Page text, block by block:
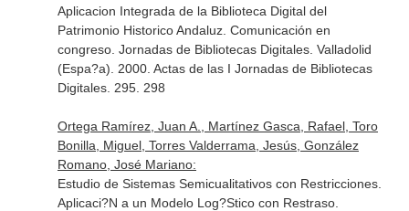
Aplicacion Integrada de la Biblioteca Digital del
Patrimonio Historico Andaluz. Comunicación en
congreso. Jornadas de Bibliotecas Digitales. Valladolid
(Espa?a). 2000. Actas de las I Jornadas de Bibliotecas
Digitales. 295. 298
Ortega Ramírez, Juan A., Martínez Gasca, Rafael, Toro
Bonilla, Miguel, Torres Valderrama, Jesús, González
Romano, José Mariano:
Estudio de Sistemas Semicualitativos con Restricciones.
Aplicaci?N a un Modelo Log?Stico con Restraso.